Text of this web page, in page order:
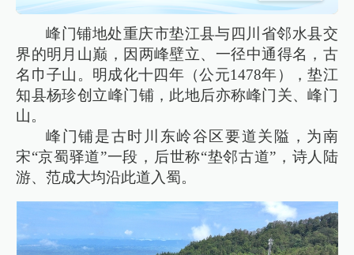
峰门铺地处重庆市垫江县与四川省邻水县交
界的明月山巅，因两峰壁立、一径中通得名，古
名巾子山。明成化十四年（公元1478年），垫江
知县杨珍创立峰门铺，此地后亦称峰门关、峰门
山。
峰门铺是古时川东岭谷区要道关隘，为南
宋“京蜀驿道”一段，后世称“垫邻古道”，诗人陆
游、范成大均沿此道入蜀。